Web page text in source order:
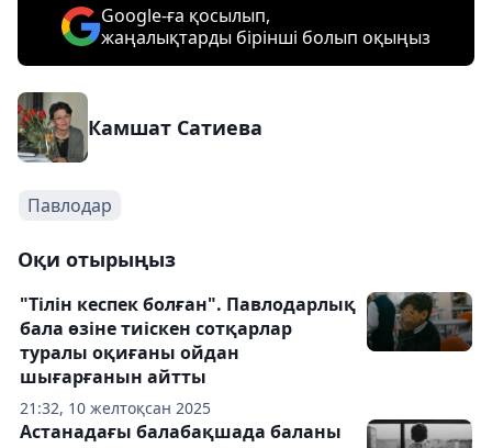
Google-ға қосылып,
жаңалықтарды бірінші болып оқыңыз
Камшат Сатиева
Павлодар
Оқи отырыңыз
21:32, 10 желтоқсан 2025
"Тілін кеспек болған". Павлодарлық
бала өзіне тиіскен сотқарлар
туралы оқиғаны ойдан
шығарғанын айтты
Астанадағы балабақшада баланы